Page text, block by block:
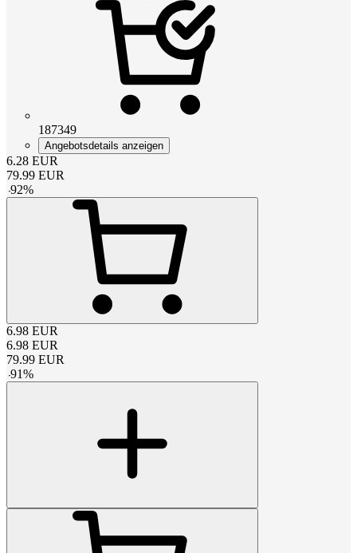
187349
Angebotsdetails anzeigen
6.28 EUR
79.99 EUR
-92%
6.98 EUR
6.98 EUR
79.99 EUR
-91%